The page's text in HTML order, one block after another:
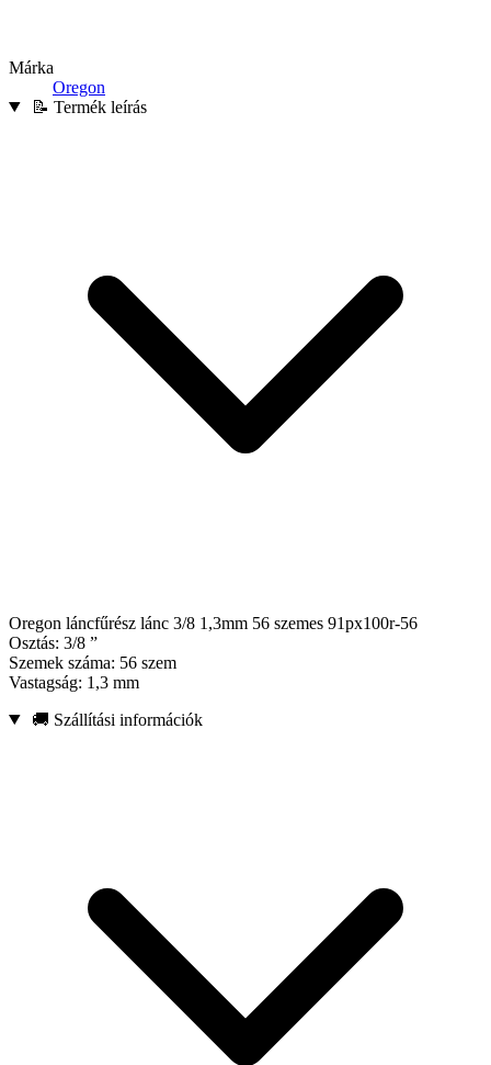
Márka
Oregon
📝 Termék leírás
Oregon láncfűrész lánc 3/8 1,3mm 56 szemes 91px100r-56
Osztás: 3/8 ”
Szemek száma: 56 szem
Vastagság: 1,3 mm
🚚 Szállítási információk